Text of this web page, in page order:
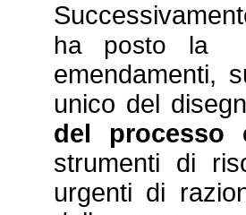
ha posto la
emendamenti,
unico del
del processo
strumenti di
urgenti di